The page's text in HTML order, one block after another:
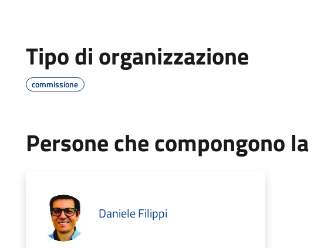
Tipo di organizzazione
commissione
Persone che compongono
Daniele Filippi